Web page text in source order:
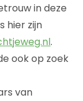
in deze
hier zijn
.
ook op zoek
van